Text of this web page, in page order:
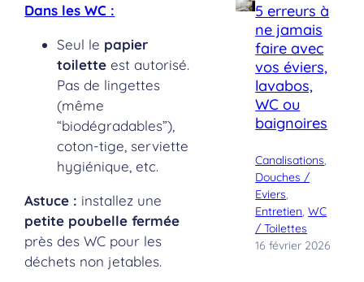
Dans les WC :
Seul le papier
toilette est autorisé.
Pas de lingettes
(même
“biodégradables”),
coton-tige, serviette
hygiénique, etc.
Astuce : installez une
petite poubelle fermée
près des WC pour les
déchets non jetables.
5 erreurs à
ne jamais
faire avec
vos éviers,
lavabos,
WC ou
baignoires
Canalisations
Douches /
Eviers
Entretien, WC
/ Toilettes
16 février 2026